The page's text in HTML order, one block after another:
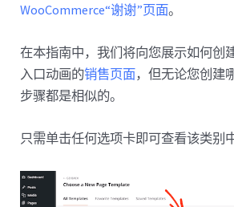
WooCommerce“谢谢”页面。
在本指南中，我们将向您展示如何创
入口动画的销售页面，但无论您创建
步骤都是相似的。
只需单击任何选项卡即可查看该类别